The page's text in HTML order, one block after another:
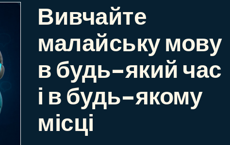
Вивчайте
малайську мову
в будь-який час
і в будь-якому
місці